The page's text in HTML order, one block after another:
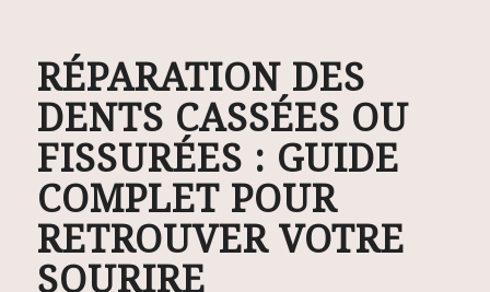
RÉPARATION DES
DENTS CASSÉES OU
FISSURÉES : GUIDE
COMPLET POUR
RETROUVER VOTRE
SOURIRE